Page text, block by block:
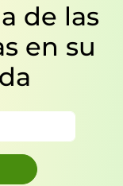
de las
en su